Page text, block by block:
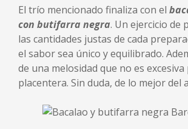
El trío mencionado finaliza con el
con butifarra negra. Un ejercicio de
las cantidades justas de cada
el sabor sea único y equilibrado.
de una melosidad que no es
placentera. Sin duda, de lo mejor del